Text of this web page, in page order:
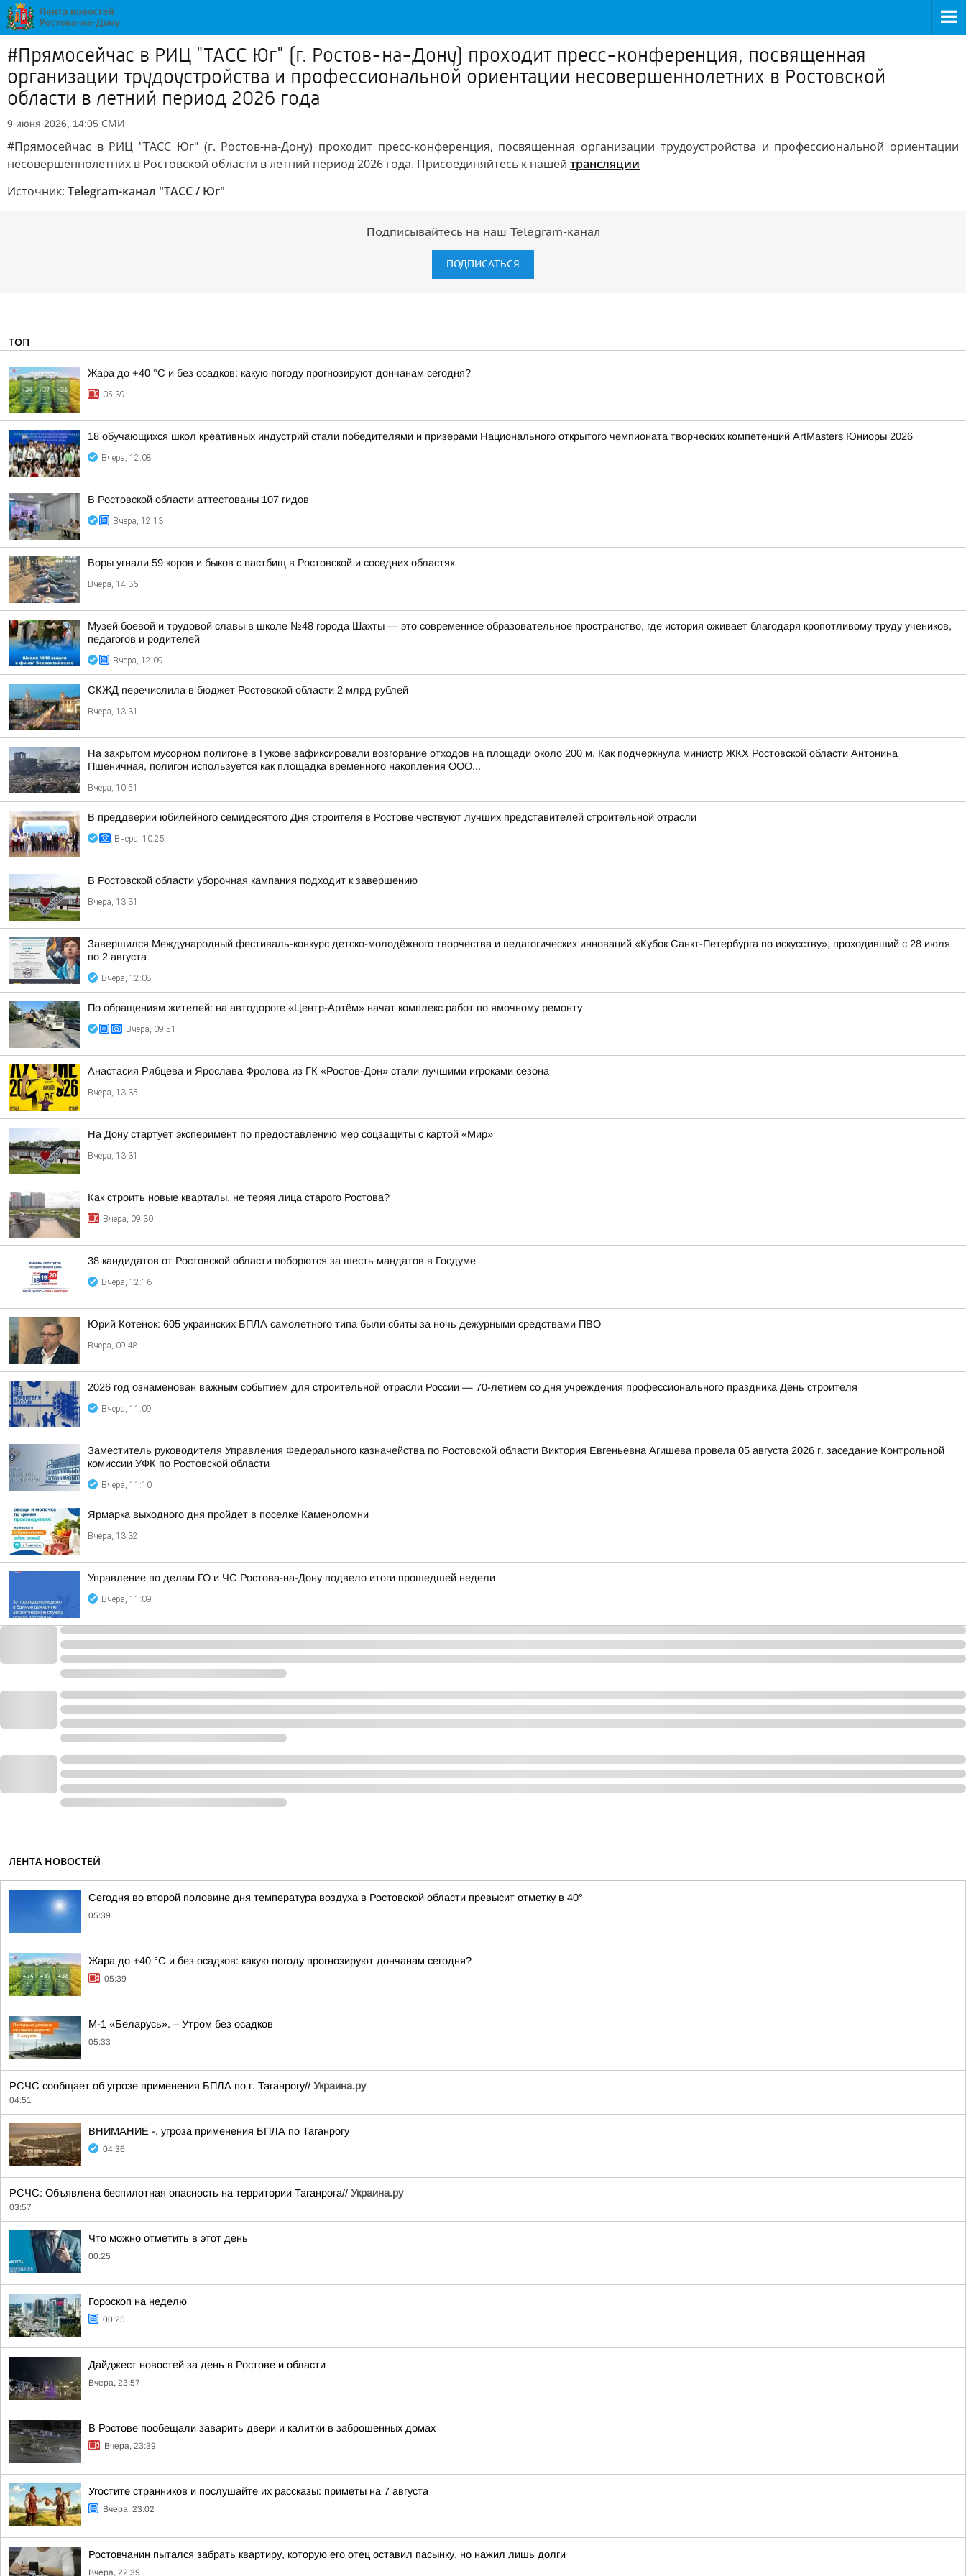
#Прямосейчас в РИЦ "ТАСС Юг" (г. Ростов-на-Дону) проходит пресс-конференция, посвященная
организации трудоустройства и профессиональной ориентации несовершеннолетних в Ростовской
области в летний период 2026 года
9 июня 2026, 14:05 СМИ
#Прямосейчас в РИЦ "ТАСС Юг" (г. Ростов-на-Дону) проходит пресс-конференция, посвященная организации трудоустройства и профессиональной ориентации
несовершеннолетних в Ростовской области в летний период 2026 года. Присоединяйтесь к нашей трансляции
Источник: Telegram-канал "ТАСС / Юг"
Подписывайтесь на наш Telegram-канал
ПОДПИСАТЬСЯ
ТОП
Жара до +40 °С и без осадков: какую погоду прогнозируют дончанам сегодня?
05:39
18 обучающихся школ креативных индустрий стали победителями и призерами Национального открытого чемпионата творческих компетенций ArtMasters Юниоры 2026
Вчера, 12:08
В Ростовской области аттестованы 107 гидов
Вчера, 12:13
Воры угнали 59 коров и быков с пастбищ в Ростовской и соседних областях
Вчера, 14:36
Музей боевой и трудовой славы в школе №48 города Шахты — это современное образовательное пространство, где история оживает благодаря кропотливому труду учеников,
педагогов и родителей
Вчера, 12:09
СКЖД перечислила в бюджет Ростовской области 2 млрд рублей
Вчера, 13:31
На закрытом мусорном полигоне в Гукове зафиксировали возгорание отходов на площади около 200 м. Как подчеркнула министр ЖКХ Ростовской области Антонина
Пшеничная, полигон используется как площадка временного накопления ООО...
Вчера, 10:51
В преддверии юбилейного семидесятого Дня строителя в Ростове чествуют лучших представителей строительной отрасли
Вчера, 10:25
В Ростовской области уборочная кампания подходит к завершению
Вчера, 13:31
Завершился Международный фестиваль-конкурс детско-молодёжного творчества и педагогических инноваций «Кубок Санкт-Петербурга по искусству», проходивший с 28 июля
по 2 августа
Вчера, 12:08
По обращениям жителей: на автодороге «Центр-Артём» начат комплекс работ по ямочному ремонту
Вчера, 09:51
Анастасия Рябцева и Ярослава Фролова из ГК «Ростов-Дон» стали лучшими игроками сезона
Вчера, 13:35
На Дону стартует эксперимент по предоставлению мер соцзащиты с картой «Мир»
Вчера, 13:31
Как строить новые кварталы, не теряя лица старого Ростова?
Вчера, 09:30
38 кандидатов от Ростовской области поборются за шесть мандатов в Госдуме
Вчера, 12:16
Юрий Котенок: 605 украинских БПЛА самолетного типа были сбиты за ночь дежурными средствами ПВО
Вчера, 09:48
2026 год ознаменован важным событием для строительной отрасли России — 70-летием со дня учреждения профессионального праздника День строителя
Вчера, 11:09
Заместитель руководителя Управления Федерального казначейства по Ростовской области Виктория Евгеньевна Агишева провела 05 августа 2026 г. заседание Контрольной
комиссии УФК по Ростовской области
Вчера, 11:10
Ярмарка выходного дня пройдет в поселке Каменоломни
Вчера, 13:32
Управление по делам ГО и ЧС Ростова-на-Дону подвело итоги прошедшей недели
Вчера, 11:09
ЛЕНТА НОВОСТЕЙ
Сегодня во второй половине дня температура воздуха в Ростовской области превысит отметку в 40°
05:39
Жара до +40 °С и без осадков: какую погоду прогнозируют дончанам сегодня?
05:39
М-1 «Беларусь». – Утром без осадков
05:33
РСЧС сообщает об угрозе применения БПЛА по г. Таганрогу// Украина.ру
04:51
ВНИМАНИЕ -. угроза применения БПЛА по Таганрогу
04:36
РСЧС: Объявлена беспилотная опасность на территории Таганрога// Украина.ру
03:57
Что можно отметить в этот день
00:25
Гороскоп на неделю
00:25
Дайджест новостей за день в Ростове и области
Вчера, 23:57
В Ростове пообещали заварить двери и калитки в заброшенных домах
Вчера, 23:39
Угостите странников и послушайте их рассказы: приметы на 7 августа
Вчера, 23:02
Ростовчанин пытался забрать квартиру, которую его отец оставил пасынку, но нажил лишь долги
Вчера, 22:39